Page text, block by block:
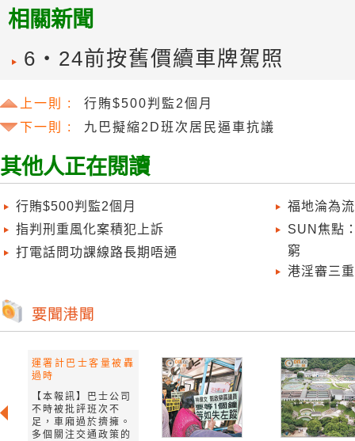
相關新聞
6‧24前按舊價續車牌駕照
上一則 :
行賄$500判監2個月
下一則 :
九巴擬縮2D班次居民逼車抗議
其他人正在閱讀
行賄$500判監2個月
指判刑重風化案積犯上訴
打電話問功課線路長期唔通
福地淪為
SUN焦點
窮
港淫審三
運署計巴士客量被轟
過時
【本報訊】巴士公司
不時被批評班次不
足，車廂過於擠擁。
多個關注交通政策的